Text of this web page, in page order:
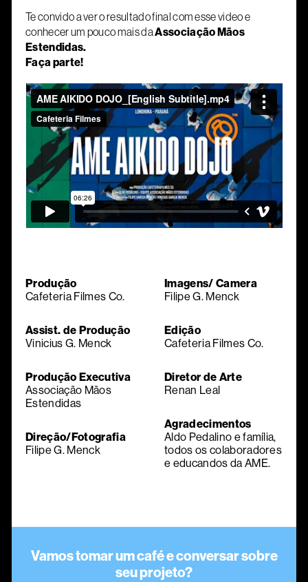
Te convido a ver o resultado final com esse video e
conhecer um pouco mais daAssociação Mãos
Estendidas.
Faça parte!
Produção
Cafeteria Filmes Co.
Assist. de Produção
Vinicius G. Menck
Produção Executiva
Associação Mãos
Estendidas
Direção/Fotografia
Filipe G. Menck
Imagens/ Camera
Filipe G. Menck
Edição
Cafeteria Filmes Co.
Diretor de Arte
Renan Leal
Agradecimentos
Aldo Pedalino e família,
todos os colaboradores
e educandos da AME.
Vamos tomar um café e conversar sobre
seu projeto?